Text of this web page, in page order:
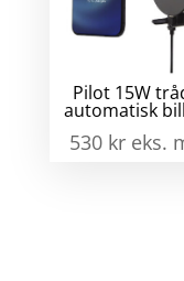
Pilot 15W
automatisk
530 kr eks.